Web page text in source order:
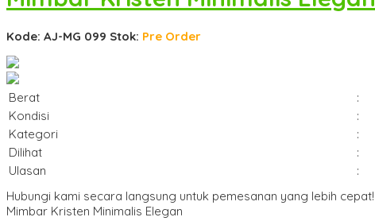
Kode: AJ-MG 099 Stok: Pre Order
Berat :
Kondisi
:
Kategori
:
Dilihat
:
Ulasan
:
Hubungi kami secara langsung untuk pemesanan yang lebih cepat!
Mimbar Kristen Minimalis Elegan